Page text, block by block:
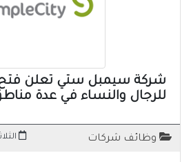
شركة سيمبل ستي تعلن
للرجال والنساء في عدة
وظائف شركات الثلاثاء